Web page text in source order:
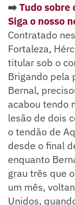
➡️Tudo sobre
Siga o nosso
Contratado
Fortaleza,
titular sob o
Brigando pela
Bernal,
acabou tendo
lesão de dois
o tendão de
desde o final
enquanto
grau três que
um mês,
Unidos,